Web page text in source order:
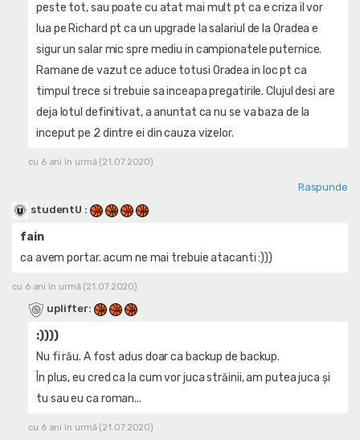
peste tot, sau poate cu atat mai mult pt ca e criza il vor
lua pe Richard pt ca un upgrade la salariul de la Oradea e
sigur un salar mic spre mediu in campionatele puternice.
Ramane de vazut ce aduce totusi Oradea in loc pt ca
timpul trece si trebuie sa inceapa pregatirile. Clujul desi are
deja lotul definitivat, a anuntat ca nu se va baza de la
inceput pe 2 dintre ei din cauza vizelor.
cu 6 ani în urmă (21.07.2020)
Raspunde
studentU :
fain
ca avem portar. acum ne mai trebuie atacanti :)))
cu 6 ani în urmă (21.07.2020)
uplifter:
:))))
Nu fi rău. A fost adus doar ca backup de backup.
În plus, eu cred ca la cum vor juca străinii, am putea juca și
tu sau eu ca roman...
cu 6 ani în urmă (21.07.2020)